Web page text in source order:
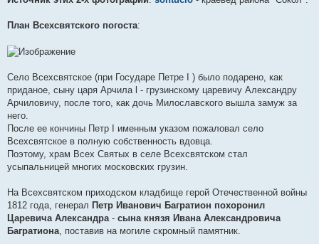
План Всехсвятского погоста:
Село Всехсвятское (при Государе Петре I ) было подарено, как
приданое, сыну царя Арчила l - грузинскому царевичу Александру
Арчиловичу, после того, как дочь Милославского вышла замуж за
него.
После ее кончины Петр I именным указом пожаловал село
Всехсвятское в полную собственность вдовца.
Поэтому, храм Всех Святых в селе Всехсвятском стал
усыпальницей многих московских грузин.
На Всехсвятском приходском кладбище герой Отечественной войны
1812 года, генерал Петр Иванович Багратион похоронил
Царевича Александра - сына князя Ивана Александровича
Багратиона , поставив на могиле скромный памятник.